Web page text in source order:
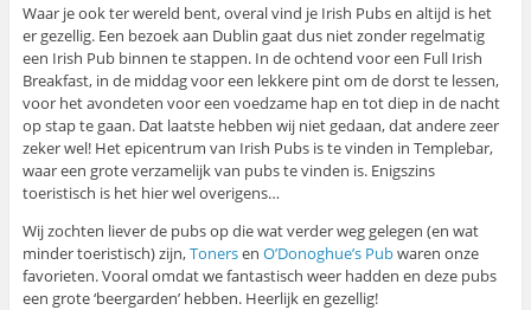
Waar je ook ter wereld bent, overal vind je Irish Pubs en altijd is het
er gezellig. Een bezoek aan Dublin gaat dus niet zonder regelmatig
een Irish Pub binnen te stappen. In de ochtend voor een Full Irish
Breakfast, in de middag voor een lekkere pint om de dorst te lessen,
voor het avondeten voor een voedzame hap en tot diep in de nacht
op stap te gaan. Dat laatste hebben wij niet gedaan, dat andere zeer
zeker wel! Het epicentrum van Irish Pubs is te vinden in Templebar,
waar een grote verzamelijk van pubs te vinden is. Enigszins
toeristisch is het hier wel overigens…
Wij zochten liever de pubs op die wat verder weg gelegen (en wat
minder toeristisch) zijn,Tonersen O’Donoghue’s Pubwaren onze
favorieten. Vooral omdat we fantastisch weer hadden en deze pubs
een grote ‘beergarden’ hebben. Heerlijk en gezellig!